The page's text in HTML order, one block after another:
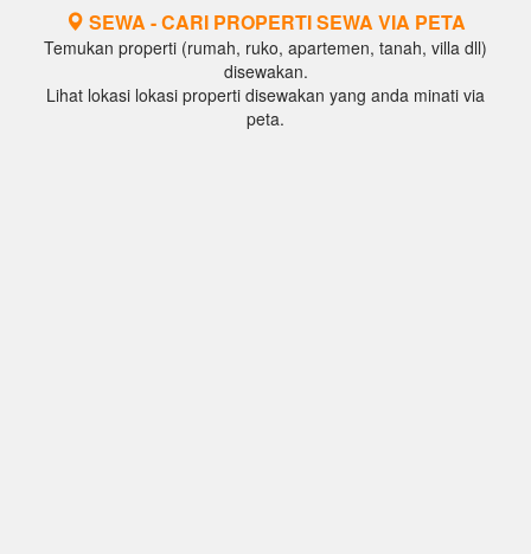
SEWA - CARI PROPERTI SEWA VIA PETA
Temukan properti (rumah, ruko, apartemen, tanah, villa dll)
disewakan.
Lihat lokasi lokasi properti disewakan yang anda minati via
peta.